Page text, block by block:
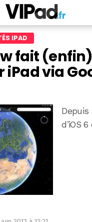
IPAD
fait
iPad via
Depuis
d’iOS